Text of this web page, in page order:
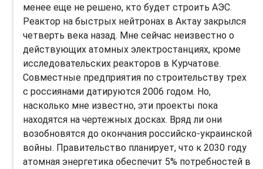
менее еще не решено, кто будет строить АЭС.
Реактор на быстрых нейтронах в Актау закрылся
четверть века назад. Мне сейчас неизвестно о
действующих атомных электростанциях, кроме
исследовательских реакторов в Курчатове.
Совместные предприятия по строительству трех
с россиянами датируются 2006 годом. Но,
насколько мне известно, эти проекты пока
находятся на чертежных досках. Вряд ли они
возобновятся до окончания российско-украинской
войны. Правительство планирует, что к 2030 году
атомная энергетика обеспечит 5% потребностей в